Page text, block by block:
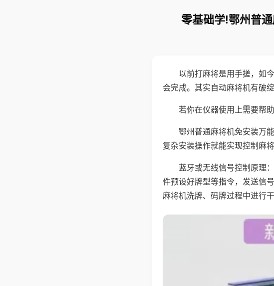
零基础学!鄂州普
以前打麻将是用手搓，如
会完成。其实自动麻将机有破
若你在仪器使用上需要帮
鄂州普通麻将机免安装万
复杂安装操作就能实现控制麻
蓝牙或无线信号控制原理
件预设好牌型等指令，发送信
麻将机洗牌、码牌过程中进行